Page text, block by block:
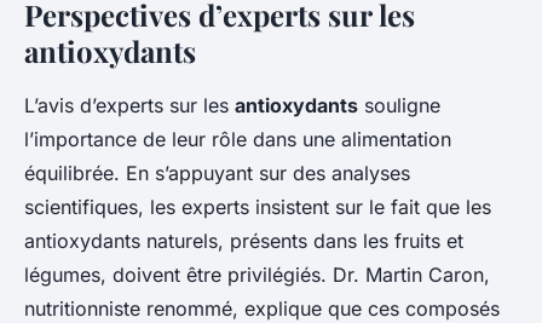
Perspectives d’experts sur les
antioxydants
L’avis d’experts sur les antioxydants souligne
l’importance de leur rôle dans une alimentation
équilibrée. En s’appuyant sur des analyses
scientifiques, les experts insistent sur le fait que les
antioxydants naturels, présents dans les fruits et
légumes, doivent être privilégiés. Dr. Martin Caron,
nutritionniste renommé, explique que ces composés